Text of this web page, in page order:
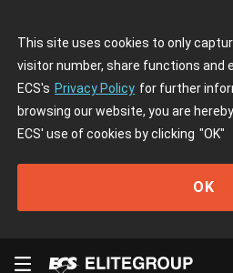
This site uses cookies to only
visitor number, share functions and
ECS's Privacy Policy for further
browsing our website, you are
ECS' use of cookies by clicking "OK"
OK